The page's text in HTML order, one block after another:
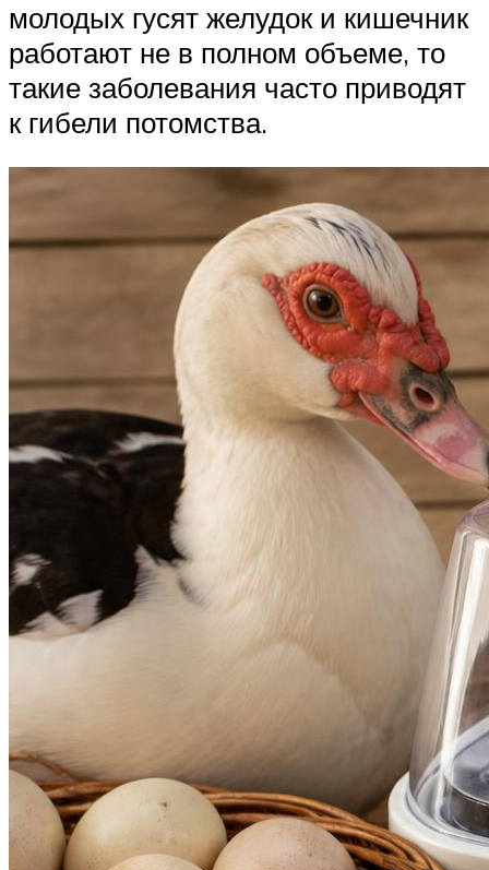
молодых гусят желудок и кишечник
работают не в полном объеме, то
такие заболевания часто приводят
к гибели потомства.